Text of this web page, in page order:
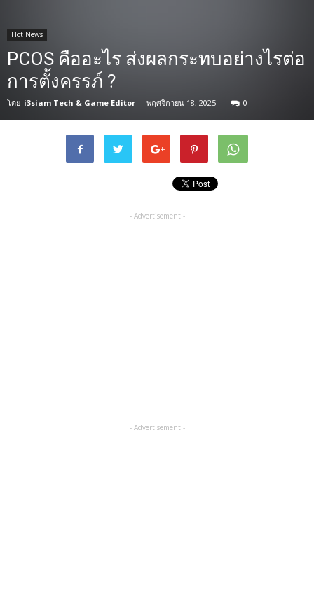
Hot News
PCOS คืออะไร ส่งผลกระทบอย่างไรต่อ
การตั้งครรภ์ ?
โดย i3siam Tech & Game Editor - พฤศจิกายน 18, 2025 0
- Advertisement -
- Advertisement -